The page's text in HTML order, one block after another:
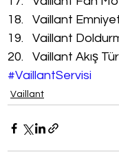
Vaillant
Vaillant
Vaillant Akış
#VaillantServisi
Vaillant